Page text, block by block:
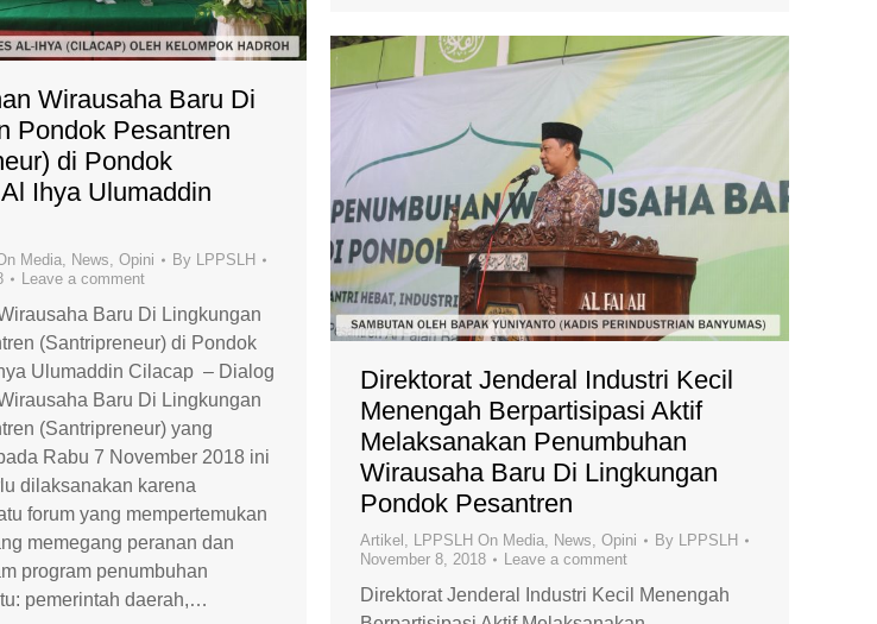
Wirausaha Baru Di
Pondok Pesantren
di Pondok
Ihya Ulumaddin
Media, News, Opini By LPPSLH
Leave a comment
Baru Di Lingkungan
(Santripreneur) di Pondok
Ulumaddin Cilacap – Dialog
Baru Di Lingkungan
(Santripreneur) yang
Rabu 7 November 2018 ini
dilaksanakan karena
forum yang mempertemukan
memegang peranan dan
program penumbuhan
pemerintah daerah,…
Direktorat Jenderal Industri Kecil
Menengah Berpartisipasi Aktif
Melaksanakan Penumbuhan
Wirausaha Baru Di Lingkungan
Pondok Pesantren
Artikel , LPPSLH On Media, News, Opini By LPPSLH
November 8, 2018
Leave a comment
Direktorat Jenderal Industri Kecil Menengah